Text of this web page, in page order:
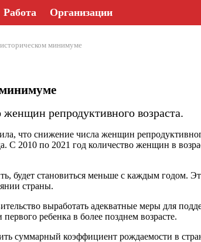
Работа Организации
минимуме
репродуктивного возраста.
что снижение числа женщин
С 2010 по 2021 год количество женщин в
будет становиться меньше с каждым годом.
страны.
выработать адекватные меры для
ребенка в более позднем возрасте.
суммарный коэффициент рождаемости в